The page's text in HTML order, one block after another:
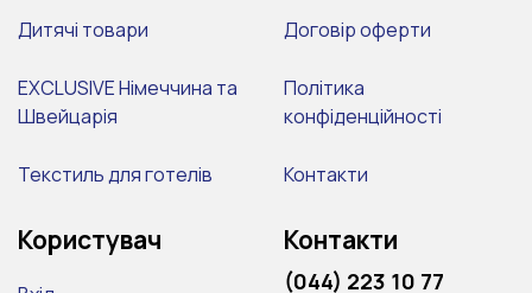
Дитячі товари
EXCLUSIVE Німеччина та
Швейцарія
Текстиль для готелів
Договір оферти
Політика
конфіденційності
Контакти
Користувач Контакти
(044) 223 10 77